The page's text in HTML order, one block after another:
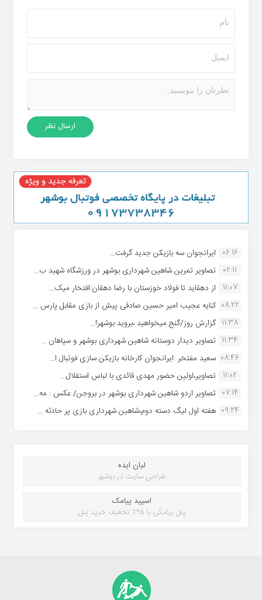
06:16 ایرانجوان سه بازیکن جدید گرفت...
02:11
تصاویر تمرین شاهین شهردارى بوشهر در ورزشگاه شهید ب...
11:07
از دهقاید تا فولاد خوزستان با رضا دهقان:افتخار میک...
08:22 کنایه عجیب امیر حسین صادقی پیش از بازی مقابل پارس ...
11:38 گزارش روز/گنج میخواهید ،بروید بوشهر!...
11:34 تصاویر دیدار دوستانه شاهین شهردارى بوشهر و سپاهان ...
08:46 سعید مفتخر :ایرانجوان کارخانه بازیکن سازی فوتبال ا...
11:02
تصاویر،اولین حضور مهدی قائدی با لباس استقلال...
07:14 تصاویر اردو شاهین شهرداری بوشهر در بروجن/ عکس : مه...
09:24 هفته اول لیگ دسته دوم،شاهین شهرداری بازی پر حادثه ...
لیان ایده
طراحی سایت در بوشهر
اسپید پیامک
پنل پیامکی با ۹۵٪ تخفیف خرید پنل